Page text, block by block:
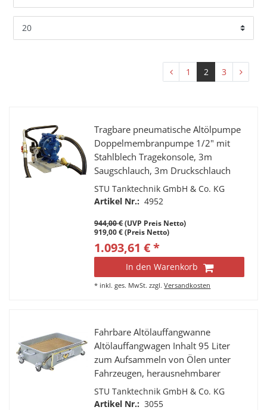
1 2 3
Tragbare pneumatische Altölpumpe
Doppelmembranpumpe 1/2" mit
Stahlblech Tragekonsole, 3m
Saugschlauch, 3m Druckschlauch
mit Kugelhahn und gebogenem
Auslaufrohr
STU Tanktechnik GmbH & Co. KG
Artikel Nr.: 4952
944,00 €(UVP Preis Netto)
919,00 € (Preis Netto)
1.093,61 € *
In den Warenkorb
* inkl. ges. MwSt. zzgl.Versandkosten
Fahrbare Altölauffangwanne
Altölauffangwagen Inhalt 95 Liter
zum Aufsammeln von Ölen unter
Fahrzeugen, herausnehmbarer
Gitterrost, Entleerungshahn u.
Absaugadapter; 1130x725x200 mm
STU Tanktechnik GmbH & Co. KG
Artikel Nr.: 3055